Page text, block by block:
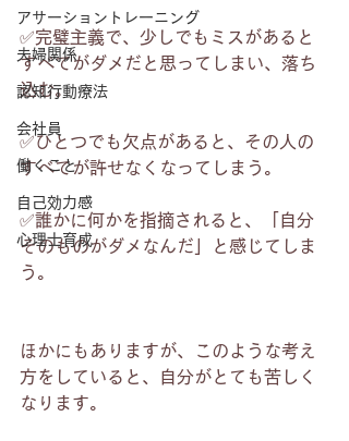
アサーショントレーニング
夫婦関係
認知行動療法
会社員
働くこと
自己効力感
心理士育成
✅完璧主義で、少しでもミスがあると
すべてがダメだと思ってしまい、落ち
込む。
✅ひとつでも欠点があると、その人の
すべてが許せなくなってしまう。
✅誰かに何かを指摘されると、「自分
そのものがダメなんだ」と感じてしま
う。
ほかにもありますが、このような考え
方をしていると、自分がとても苦しく
なります。